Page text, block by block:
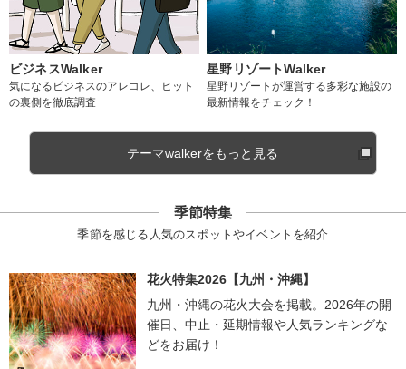
ビジネスWalker
気になるビジネスのアレコレ、ヒット
の裏側を徹底調査
星野リゾートWalker
星野リゾートが運営する多彩な施設の
最新情報をチェック！
テーマwalkerをもっと見る
季節特集
季節を感じる人気のスポットやイベントを紹介
花火特集2026【九州・沖縄】
九州・沖縄の花火大会を掲載。2026年の開
催日、中止・延期情報や人気ランキングな
どをお届け！